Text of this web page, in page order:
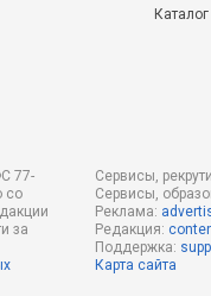
77-
со
за
Сервисы,
Сервисы,
Реклама:
Редакция:
Поддержка:
Карта сайта